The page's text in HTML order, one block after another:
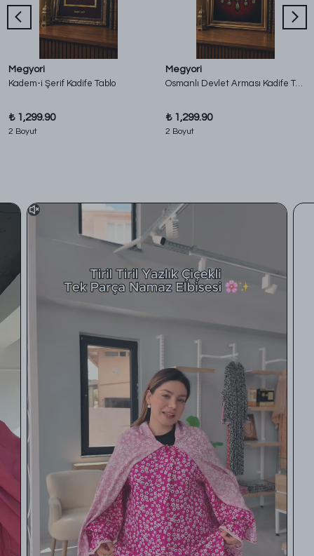
Megyori
Kadem-i Şerif Kadife Tablo
₺ 1,299.90
2 Boyut
Megyori
Osmanlı Devlet Arması Kadife Tablo
₺ 1,299.90
2 Boyut